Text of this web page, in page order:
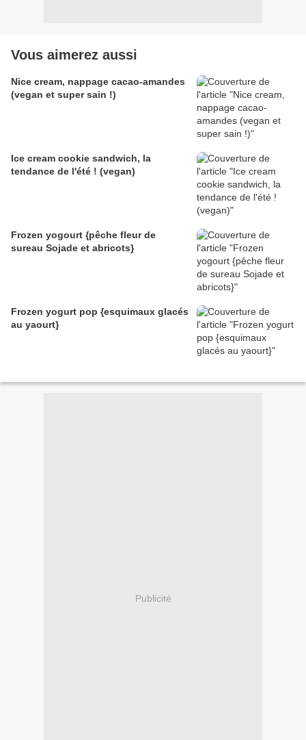
Vous aimerez aussi
Nice cream, nappage cacao-amandes
(vegan et super sain !)
Ice cream cookie sandwich, la
tendance de l'été ! (vegan)
Frozen yogourt {pêche fleur de
sureau Sojade et abricots}
Frozen yogurt pop {esquimaux glacés
au yaourt}
Publicité